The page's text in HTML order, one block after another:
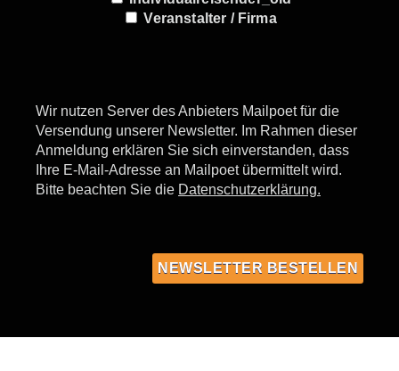
Veranstalter / Firma
Wir nutzen Server des Anbieters Mailpoet für die
Versendung unserer Newsletter. Im Rahmen dieser
Anmeldung erklären Sie sich einverstanden, dass
Ihre E-Mail-Adresse an Mailpoet übermittelt wird.
Bitte beachten Sie die Datenschutzerklärung.